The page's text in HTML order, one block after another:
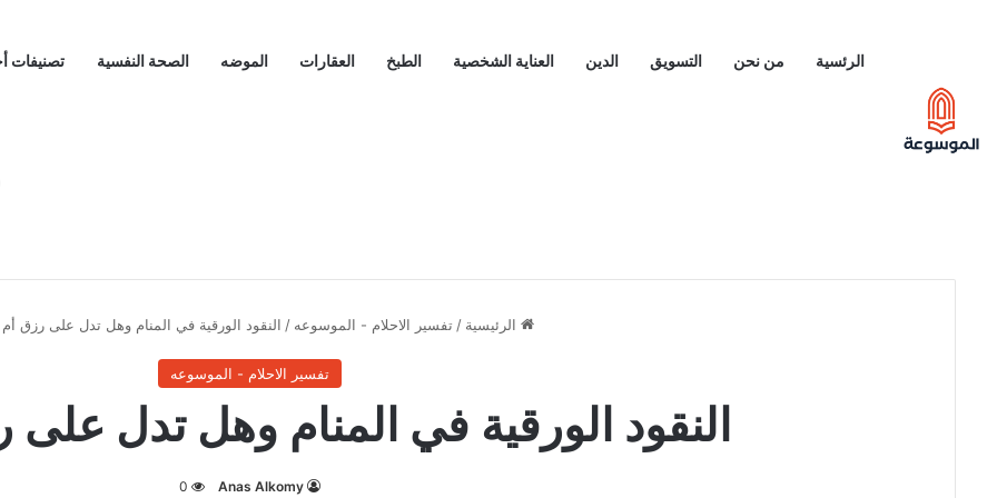
الرئسية من نحن التسويق الدين العناية الشخصية الطبخ العقارات الموضه الصحة النفسية تصنيفات
الرئيسية / تفسير الاحلام - الموسوعه / النقود الورقية في المنام وهل تدل على رزق
تفسير الاحلام - الموسوعه
النقود الورقية في المنام وهل تدل
Anas Alkomy
0